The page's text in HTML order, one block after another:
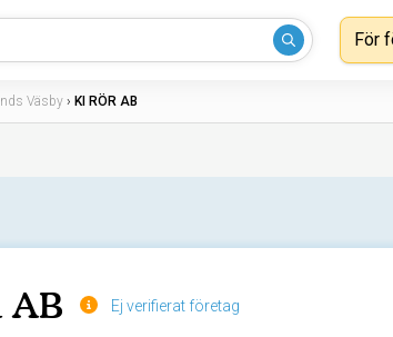
För
Väsby › KI RÖR AB
AB Ej verifierat företag